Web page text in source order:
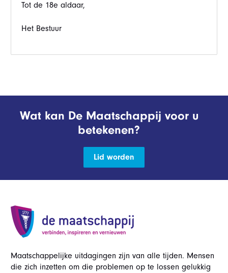
Tot de 18e aldaar,
Het Bestuur
Wat kan De Maatschappij voor u
betekenen?
Lid worden
Maatschappelijke uitdagingen zijn van alle tijden. Mensen
die zich inzetten om die problemen op te lossen gelukkig